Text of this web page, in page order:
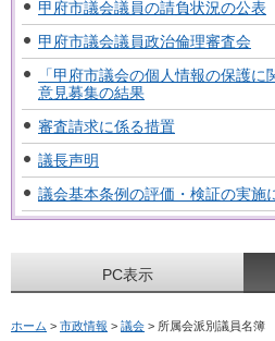
甲府市議会議員の請負状況の公表
甲府市議会議員政治倫理審査会
「甲府市議会の個人情報の保護
意見募集の結果
審査請求に係る措置
議長声明
議会基本条例の評価・検証の実施
PC表示
ホーム > 市政情報 > 議会 > 所属会派別議員名簿